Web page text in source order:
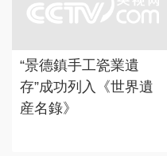
“景德鎮手工瓷業遺
存”成功列入《世界遺
産名錄》